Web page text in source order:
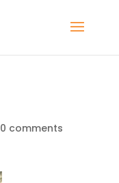
0 comments